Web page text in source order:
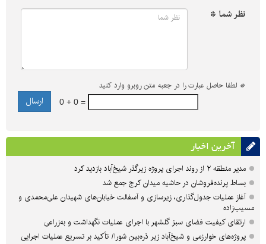
نظر شما *
* لطفا حاصل عبارت را در جعبه متن روبرو وارد کنید
0 + 0 =
آخرین اخبار
مدیر منطقه ۲ از روند اجرای پروژه زیرگذر شیخ‌آباد بازدید کرد
بساط پرنده‌فروشان در حاشیه میدان کرج جمع شد
آغاز عملیات جدول‌گذاری، زیرسازی و آسفالت خیابان‌های شهیدان علی‌محمدی و
مسیب‌زاده
ارتقای کیفیت فضای سبز گلشهر با اجرای عملیات نگهداشت و به‌زراعی
پروژه‌های خوارزمی و شیخ‌آباد زیر ذره‌بین شورا/ تأکید بر تسریع عملیات اجرایی